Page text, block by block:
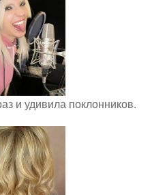
и удивила поклонников.